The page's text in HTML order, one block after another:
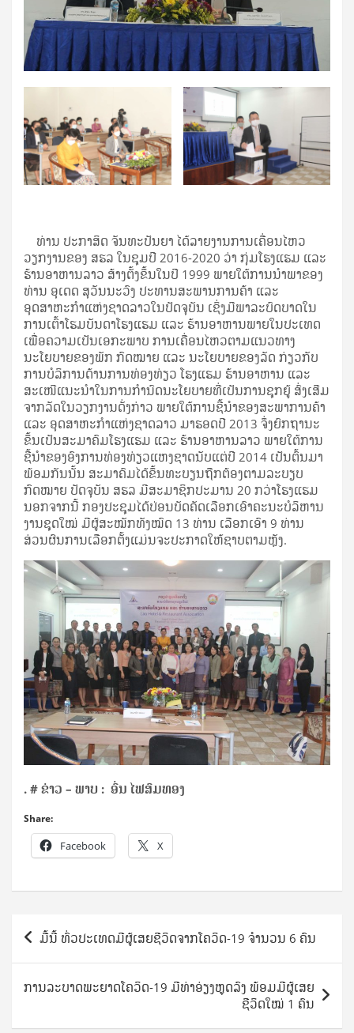
ທ່ານ ປະກາສິດ ຈັນທະປັນຍາ ໄດ້ລາຍງານການເຄື່ອນໄຫວ
ວຽກງານຂອງ ສຮລ ໃນຊຸມປີ 2016-2020 ວ່າ ກຸ່ມໂຮງແຮມ ແລະ
ຮ້ານອາຫານລາວ ສ້າງຕັ້ງຂຶ້ນໃນປີ 1999 ພາຍໃຕ້ການນຳພາຂອງ
ທ່ານ ອຸເດດ ສຸວັນນະວົງ ປະທານສະພານການຄ້າ ແລະ
ອຸດສາຫະກຳແຫ່ງຊາດລາວໃນປັດຈຸບັນ ເຊິ່ງມີພາລະບົດບາດໃນ
ການເຕົ້າໂຮມບັນດາໂຮງແຮມ ແລະ ຮ້ານອາຫານພາຍໃນປະເທດ
ເພື່ອຄວາມເປັນເອກະພາບ ການເຄື່ອນໄຫວຕາມແນວທາງ
ນະໂຍບາຍຂອງພັກ ກົດໝາຍ ແລະ ນະໂຍບາຍຂອງລັດ ກ່ຽວກັບ
ການບໍລິການດ້ານການທ່ອງທ່ຽວ ໂຮງແຮມ ຮ້ານອາຫານ ແລະ
ສະເໜີແນະນຳໃນການກຳນົດນະໂຍບາຍທີ່ເປັນການຊຸກຍູ້ ສົ່ງເສີມ
ຈາກລັດໃນວຽກງານດັ່ງກ່າວ ພາຍໃຕ້ການຊີ້ນຳຂອງສະພາການຄ້າ
ແລະ ອຸດສາຫະກຳແຫ່ງຊາດລາວ ມາຮອດປີ 2013 ຈຶ່ງຍົກຖານະ
ຂຶ້ນເປັນສະມາຄົມໂຮງແຮມ ແລະ ຮ້ານອາຫານລາວ ພາຍໃຕ້ການ
ຊີ້ນຳຂອງອົງການທ່ອງທ່ຽວແຫງຊາດນັບແຕ່ປີ 2014 ເປັນຕົ້ນມາ
ພ້ອມກັນນັ້ນ ສະມາຄົມໄດ້ຂຶ້ນທະບຽນຖືກຕ້ອງຕາມລະບຽບ
ກົດໝາຍ ປັດຈຸບັນ ສຮລ ມີສະມາຊິກປະມານ 20 ກວ່າໂຮງແຮມ
ນອກຈາກນີ້ ກອງປະຊຸມໄດ້ປ່ອນບັດຄັດເລືອກເອົາຄະນະບໍລິຫານ
ງານຊຸດໃໝ່ ມີຜູ້ສະໝັກທັງໝົດ 13 ທ່ານ ເລືອກເອົາ 9 ທ່ານ
ສ່ວນຜົນການເລືອກຕັ້ງແມ່ນຈະປະກາດໃຫ້ຊາບຕາມຫຼັງ.
. # ຂ່າວ – ພາບ : ອົ່ນ ໄຟສົມທອງ
Share:
Facebook X
Post
navigation
ມື້ນີ້ ທົ່ວປະເທດມີຜູ້ເສຍຊີວິດຈາກໂຄວິດ-19 ຈຳນວນ 6 ຄົນ
ການລະບາດພະຍາດໂຄວິດ-19 ມີທ່າອ່ຽງຫຼຸດລົງ ພ້ອມມີຜູ້ເສຍ
ຊີວິດໃໝ່ 1 ຄົນ